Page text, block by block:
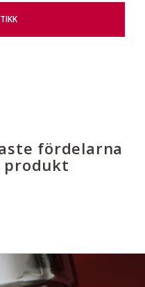
fördelarna
produkt